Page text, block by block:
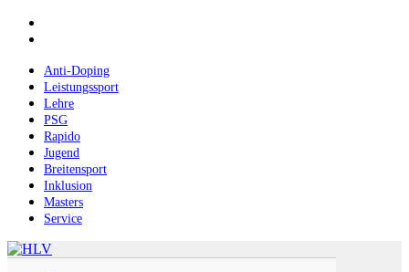
Skip
contentAnti-Doping
Leistungssport
Lehre
PSG
Rapido
Jugend
Breitensport
Inklusion
Masters
Service